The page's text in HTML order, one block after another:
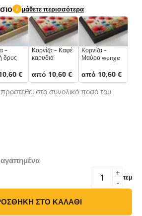
i μάθετε περισσότερα
–
δρυς
€
Κορνίζα – Καφέ
καρυδιά
από 10,60 €
Κορνίζα –
Μαύρο wenge
από 10,60 €
στο συνολικό ποσό του
-
+ τεμ
ΣΤΟ ΚΑΛΆΘΙ